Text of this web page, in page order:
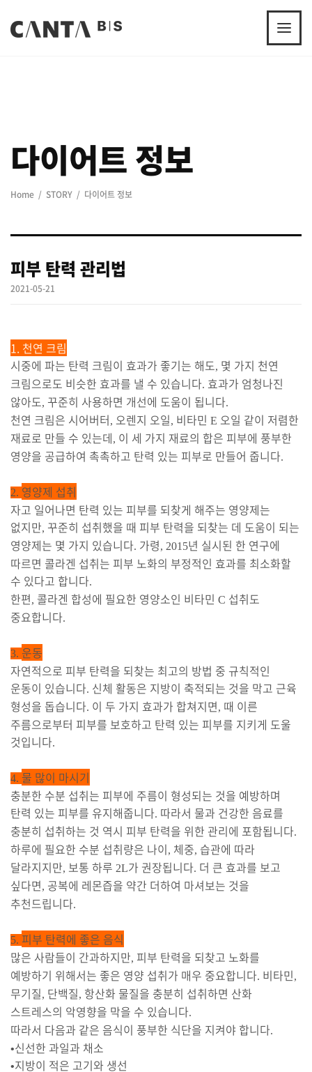
다이어트 정보
Home STORY 다이어트 정보
피부 탄력 관리법
2021-05-21
1. 천연 크림
시중에 파는 탄력 크림이 효과가 좋기는 해도, 몇 가지 천연
크림으로도 비슷한 효과를 낼 수 있습니다. 효과가 엄청나진
않아도, 꾸준히 사용하면 개선에 도움이 됩니다.
천연 크림은 시어버터, 오렌지 오일, 비타민 E 오일 같이 저렴한
재료로 만들 수 있는데, 이 세 가지 재료의 합은 피부에 풍부한
영양을 공급하여 촉촉하고 탄력 있는 피부로 만들어 줍니다.
2. 영양제 섭취
자고 일어나면 탄력 있는 피부를 되찾게 해주는 영양제는
없지만, 꾸준히 섭취했을 때 피부 탄력을 되찾는 데 도움이 되는
영양제는 몇 가지 있습니다. 가령, 2015년 실시된 한 연구에
따르면 콜라겐 섭취는 피부 노화의 부정적인 효과를 최소화할
수 있다고 합니다.
한편, 콜라겐 합성에 필요한 영양소인 비타민 C 섭취도
중요합니다.
3. 운동
자연적으로 피부 탄력을 되찾는 최고의 방법 중 규칙적인
운동이 있습니다. 신체 활동은 지방이 축적되는 것을 막고 근육
형성을 돕습니다. 이 두 가지 효과가 합쳐지면, 때 이른
주름으로부터 피부를 보호하고 탄력 있는 피부를 지키게 도울
것입니다.
4. 물 많이 마시기
충분한 수분 섭취는 피부에 주름이 형성되는 것을 예방하며
탄력 있는 피부를 유지해줍니다. 따라서 물과 건강한 음료를
충분히 섭취하는 것 역시 피부 탄력을 위한 관리에 포함됩니다.
하루에 필요한 수분 섭취량은 나이, 체중, 습관에 따라
달라지지만, 보통 하루 2L가 권장됩니다. 더 큰 효과를 보고
싶다면, 공복에 레몬즙을 약간 더하여 마셔보는 것을
추천드립니다.
5. 피부 탄력에 좋은 음식
많은 사람들이 간과하지만, 피부 탄력을 되찾고 노화를
예방하기 위해서는 좋은 영양 섭취가 매우 중요합니다. 비타민,
무기질, 단백질, 항산화 물질을 충분히 섭취하면 산화
스트레스의 악영향을 막을 수 있습니다.
따라서 다음과 같은 음식이 풍부한 식단을 지켜야 합니다.
•신선한 과일과 채소
•지방이 적은 고기와 생선